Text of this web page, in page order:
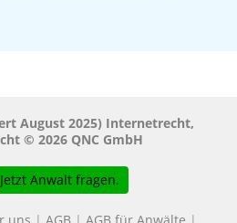
August 2025) Internetrecht,
© 2026 QNC GmbH
Jetzt Anwalt fragen.